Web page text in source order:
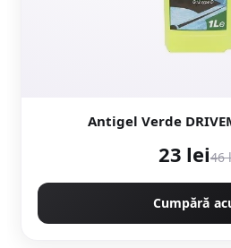
Antigel Verde
23 lei46
Cumpără